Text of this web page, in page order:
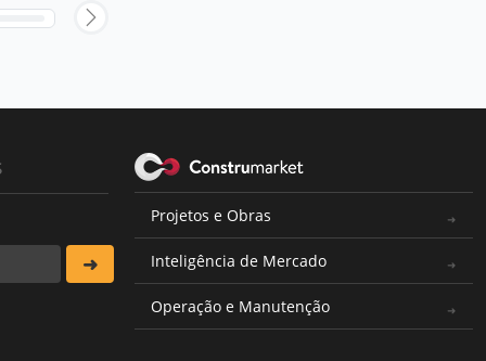
Projetos e Obras
Inteligência de Mercado
Operação e Manutenção